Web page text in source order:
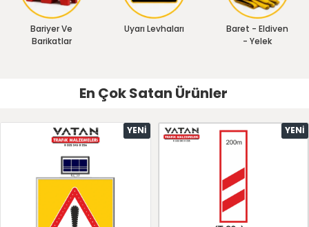
Bariyer Ve
Barikatlar
Uyarı Levhaları
Baret - Eldiven
- Yelek
En Çok Satan Ürünler
YENI YENI